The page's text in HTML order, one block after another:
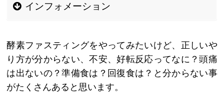
インフォメーション
酵素ファスティングをやってみたいけど、正しいや
り方が分からない、不安、好転反応ってなに？頭痛
は出ないの？準備食は？回復食は？と分からない事
がたくさんあると思います。